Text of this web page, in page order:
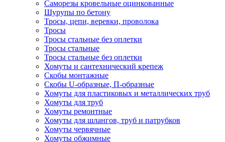
Саморезы кровельные оцинкованные
Шурупы по бетону
Тросы, цепи, веревки, проволока
Тросы
Тросы стальные без оплетки
Тросы стальные
Тросы стальные без оплетки
Хомуты и сантехнический крепеж
Скобы монтажные
Скобы U-образные, П-образные
Хомуты для пластиковых и металлических труб
Хомуты для труб
Хомуты ремонтные
Хомуты для шлангов, труб и патрубков
Хомуты червячные
Хомуты обжимные